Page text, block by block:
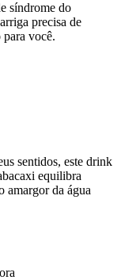
síndrome do
precisa de
você.
sentidos, este drink
equilibra
amargor da água